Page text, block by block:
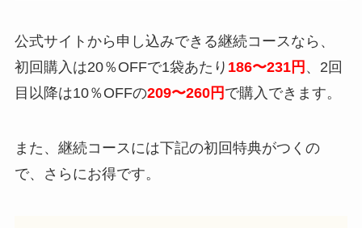
公式サイトから申し込みできる継続コースなら、
初回購入は20％OFFで1袋あたり 186〜231円 、2回
目以降は10％OFFの209〜260円 で購入できます。
また、継続コースには下記の初回特典がつくの
で、さらにお得です。